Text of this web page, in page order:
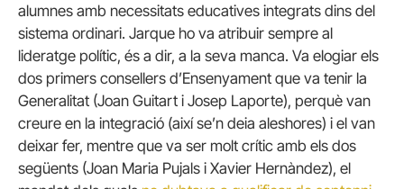
alumnes amb necessitats educatives integrats dins del
sistema ordinari. Jarque ho va atribuir sempre al
lideratge polític, és a dir, a la seva manca. Va elogiar els
dos primers consellers d’Ensenyament que va tenir la
Generalitat (Joan Guitart i Josep Laporte), perquè van
creure en la integració (així se’n deia aleshores) i el van
deixar fer, mentre que va ser molt crític amb els dos
següents (Joan Maria Pujals i Xavier Hernàndez), el